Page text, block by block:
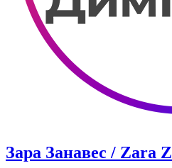
Зара Занавес / Zara